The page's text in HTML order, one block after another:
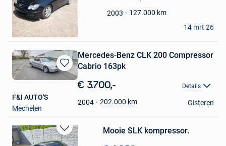
Favorieten
2003 127.000 km
Dimitri
Zonhoven
14 mrt 26
Bewaren
in
Favorieten
Mercedes-Benz CLK 200 Compressor
Cabrio 163pk
€ 3.700,- Details
2004 202.000 km
F&I AUTO'S
Mechelen
Gisteren
Bewaren
Mooie SLK kompressor.